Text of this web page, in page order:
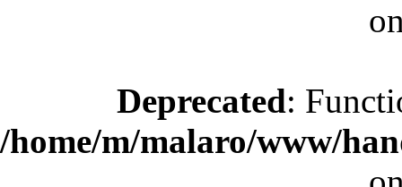
Deprecated:
/home/m/malaro/www/